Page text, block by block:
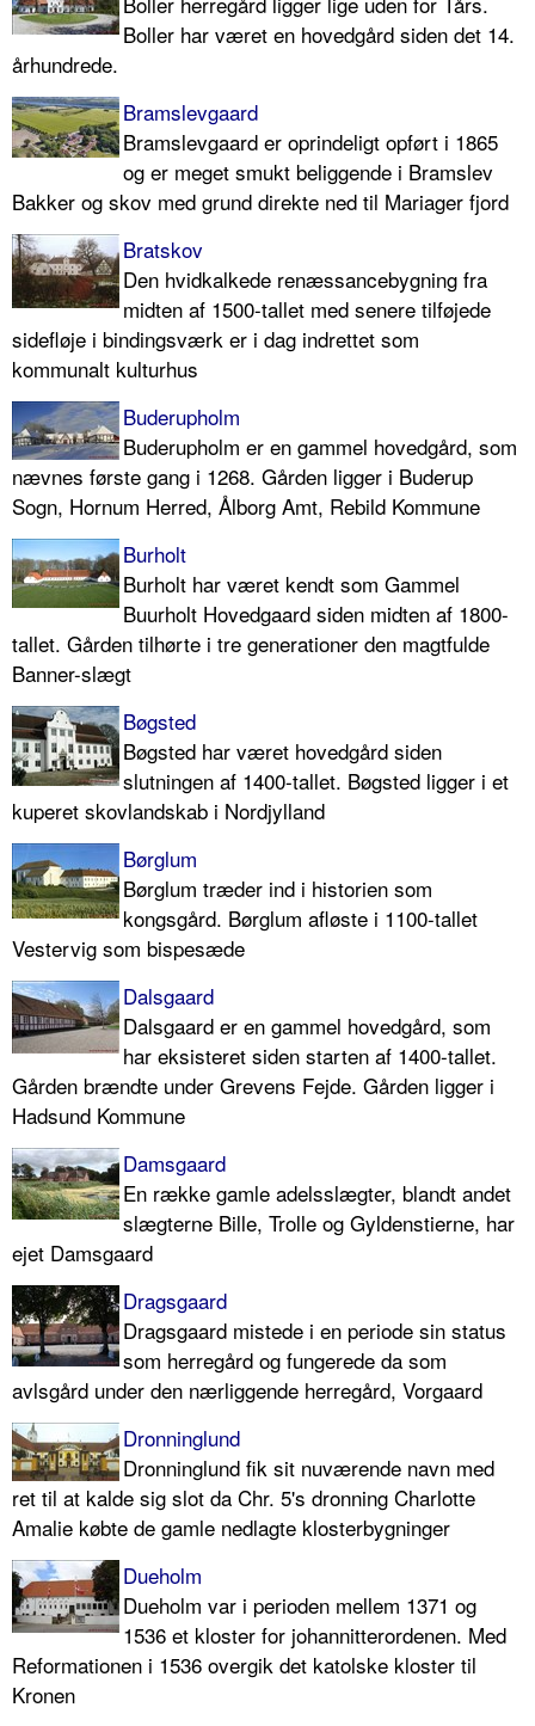
Boller har været en hovedgård siden det 14.
århundrede.
Bramslevgaard
Bramslevgaard er oprindeligt opført i 1865
og er meget smukt beliggende i Bramslev
Bakker og skov med grund direkte ned til Mariager fjord
Bratskov
Den hvidkalkede renæssancebygning fra
midten af 1500-tallet med senere tilføjede
sidefløje i bindingsværk er i dag indrettet som
kommunalt kulturhus
Buderupholm
Buderupholm er en gammel hovedgård, som
nævnes første gang i 1268. Gården ligger i Buderup
Sogn, Hornum Herred, Ålborg Amt, Rebild Kommune
Burholt
Burholt har været kendt som Gammel
Buurholt Hovedgaard siden midten af 1800-
tallet. Gården tilhørte i tre generationer den magtfulde
Banner-slægt
Bøgsted
Bøgsted har været hovedgård siden
slutningen af 1400-tallet. Bøgsted ligger i et
kuperet skovlandskab i Nordjylland
Børglum
Børglum træder ind i historien som
kongsgård. Børglum afløste i 1100-tallet
Vestervig som bispesæde
Dalsgaard
Dalsgaard er en gammel hovedgård, som
har eksisteret siden starten af 1400-tallet.
Gården brændte under Grevens Fejde. Gården ligger i
Hadsund Kommune
Damsgaard
En række gamle adelsslægter, blandt andet
slægterne Bille, Trolle og Gyldenstierne, har
ejet Damsgaard
Dragsgaard
Dragsgaard mistede i en periode sin status
som herregård og fungerede da som
avlsgård under den nærliggende herregård, Vorgaard
Dronninglund
Dronninglund fik sit nuværende navn med
ret til at kalde sig slot da Chr. 5's dronning Charlotte
Amalie købte de gamle nedlagte klosterbygninger
Dueholm
Dueholm var i perioden mellem 1371 og
1536 et kloster for johannitterordenen. Med
Reformationen i 1536 overgik det katolske kloster til
Kronen